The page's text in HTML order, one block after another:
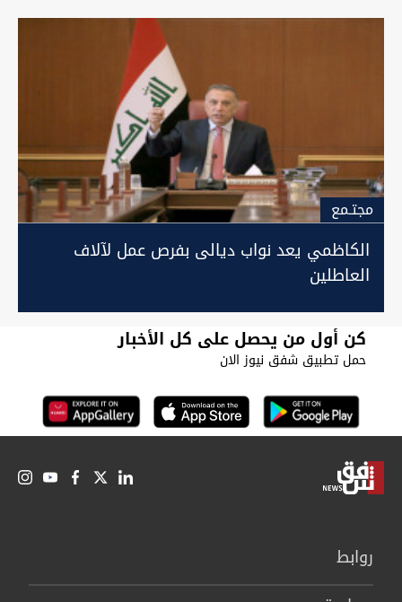
مجتـمع
الكاظمي يعد نواب ديالى بفرص عمل لآلاف
العاطلين
كن أول من يحصل على كل الأخبار
حمل تطبيق شفق نيوز الان
روابط